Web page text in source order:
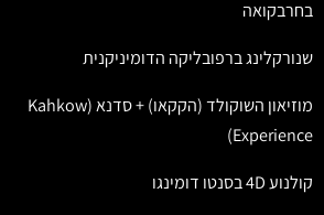
בחרבקואה
שנורקלינג ברפובליקה הדומיניקנית
מוזיאון השוקולד (הקקאו) + סדנא (Kahkow
Experience)
קולנוע 4D בסנטו דומינגו